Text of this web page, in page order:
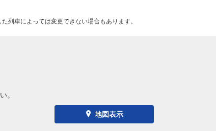
列車によっては変更できない場合もあります。
。
地図表示